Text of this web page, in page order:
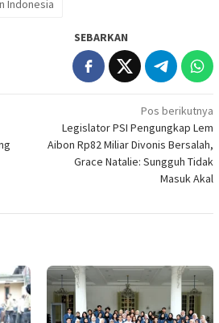
Indonesia
SEBARKAN
Pos berikutnya
Legislator PSI Pengungkap Lem
Aibon Rp82 Miliar Divonis Bersalah,
Grace Natalie: Sungguh Tidak
Masuk Akal